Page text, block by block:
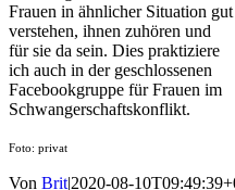
Frauen in ähnlicher Situation gut
verstehen, ihnen zuhören und
für sie da sein. Dies praktiziere
ich auch in der geschlossenen
Facebookgruppe für Frauen im
Schwangerschaftskonflikt.
Foto: privat
Von Brit|2020-08-